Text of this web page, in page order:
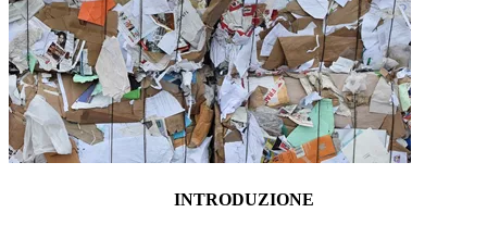
INTRODUZIONE